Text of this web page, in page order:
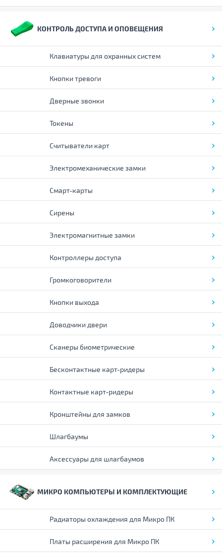
КОНТРОЛЬ ДОСТУПА И ОПОВЕЩЕНИЯ
Клавиатуры для охранных систем
Кнопки тревоги
Дверные звонки
Токены
Считыватели карт
Электромеханические замки
Смарт-карты
Сирены
Электромагнитные замки
Контроллеры доступа
Громкоговорители
Кнопки выхода
Доводчики двери
Сканеры биометрические
Бесконтактные карт-ридеры
Контактные карт-ридеры
Кронштейны для замков
Шлагбаумы
Аксессуары для шлагбаумов
МИКРО КОМПЬЮТЕРЫ И КОМПЛЕКТУЮЩИЕ
Радиаторы охлаждения для Микро ПК
Платы расширения для Микро ПК